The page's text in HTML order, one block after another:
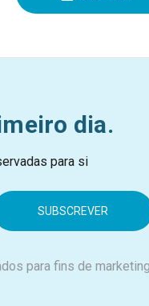
dia.
para si
para fins de